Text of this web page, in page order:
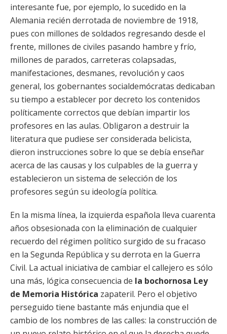
interesante fue, por ejemplo, lo sucedido en la
Alemania recién derrotada de noviembre de 1918,
pues con millones de soldados regresando desde el
frente, millones de civiles pasando hambre y frío,
millones de parados, carreteras colapsadas,
manifestaciones, desmanes, revolución y caos
general, los gobernantes socialdemócratas dedicaban
su tiempo a establecer por decreto los contenidos
políticamente correctos que debían impartir los
profesores en las aulas. Obligaron a destruir la
literatura que pudiese ser considerada belicista,
dieron instrucciones sobre lo que se debía enseñar
acerca de las causas y los culpables de la guerra y
establecieron un sistema de selección de los
profesores según su ideología política.
En la misma línea, la izquierda española lleva cuarenta
años obsesionada con la eliminación de cualquier
recuerdo del régimen político surgido de su fracaso
en la Segunda República y su derrota en la Guerra
Civil. La actual iniciativa de cambiar el callejero es sólo
una más, lógica consecuencia de la bochornosa Ley
de Memoria Histórica zapateril. Pero el objetivo
perseguido tiene bastante más enjundia que el
cambio de los nombres de las calles: la construcción de